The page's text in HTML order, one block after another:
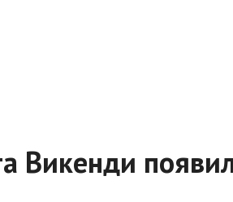
Викенди